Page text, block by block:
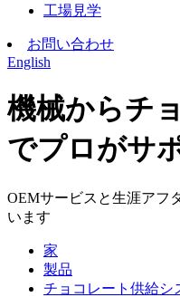
工場見学
お問い合わせ
English
機械からチ
でプロがサ
OEMサービスと生涯アフ
います
家
製品
チョコレート供給シ